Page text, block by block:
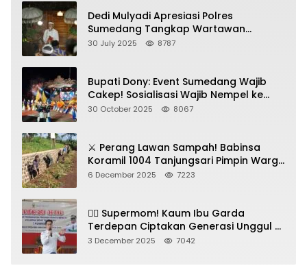
Dedi Mulyadi Apresiasi Polres
Sumedang Tangkap Wartawan
Gadungan Pemeras Kades
30 July 2025 8787
Bupati Dony: Event Sumedang Wajib
Cakep! Sosialisasi Wajib Nempel ke
Seni Budaya!
30 October 2025 8067
⚔️ Perang Lawan Sampah! Babinsa
Koramil 1004 Tanjungsari Pimpin Warga
Bersihkan Gorong-Gorong & Plastik
6 December 2025 7223
🦸‍♀️ Supermom! Kaum Ibu Garda
Terdepan Ciptakan Generasi Unggul di
Sumedang
3 December 2025 7042